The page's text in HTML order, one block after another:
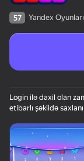
57 Yandex
Login ilə daxil olan
etibarlı şəkildə